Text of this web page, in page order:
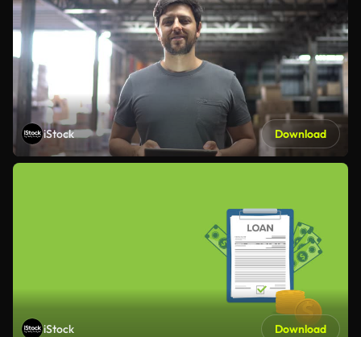
iStock Download
iStock Download